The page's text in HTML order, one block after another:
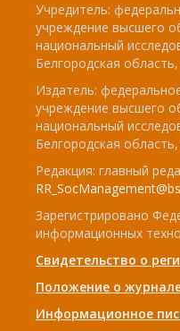
Учредитель:
учреждение высшего
национальный
Белгородская
Издатель:
учреждение высшего
национальный
Белгородская
Редакция: главный
Зарегистрировано
информационных
Свидетельство о
Положение о
Информационное